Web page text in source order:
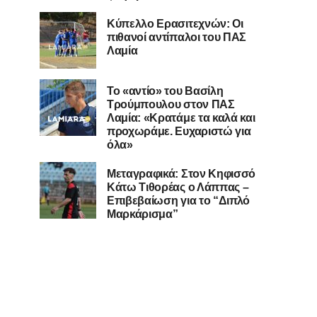
Κύπελλο Ερασιτεχνών: Οι
πιθανοί αντίπαλοι του ΠΑΣ
Λαμία
Το «αντίο» του Βασίλη
Τρούμπουλου στον ΠΑΣ
Λαμία: «Κρατάμε τα καλά και
προχωράμε. Ευχαριστώ για
όλα»
Μεταγραφικά: Στον Κηφισσό
Κάτω Τιθορέας ο Λάππας –
Επιβεβαίωση για το “Διπλό
Μαρκάρισμα”